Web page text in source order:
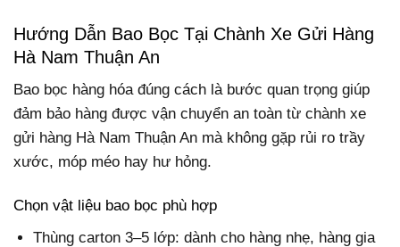
Hướng Dẫn Bao Bọc Tại Chành Xe Gửi Hàng
Hà Nam Thuận An
Bao bọc hàng hóa đúng cách là bước quan trọng giúp
đảm bảo hàng được vận chuyển an toàn từ chành xe
gửi hàng Hà Nam Thuận An mà không gặp rủi ro trầy
xước, móp méo hay hư hỏng.
Chọn vật liệu bao bọc phù hợp
Thùng carton 3–5 lớp: dành cho hàng nhẹ, hàng gia